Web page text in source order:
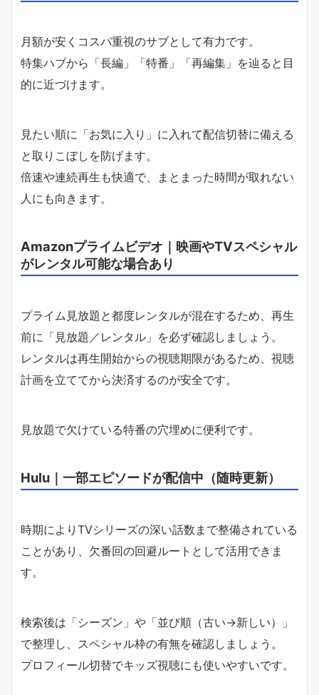
月額が安くコスパ重視のサブとして有力です。
特集ハブから「長編」「特番」「再編集」を辿ると目
的に近づけます。
見たい順に「お気に入り」に入れて配信切替に備える
と取りこぼしを防げます。
倍速や連続再生も快適で、まとまった時間が取れない
人にも向きます。
Amazonプライムビデオ｜映画やTVスペシャル
がレンタル可能な場合あり
プライム見放題と都度レンタルが混在するため、再生
前に「見放題／レンタル」を必ず確認しましょう。
レンタルは再生開始からの視聴期限があるため、視聴
計画を立ててから決済するのが安全です。
見放題で欠けている特番の穴埋めに便利です。
Hulu｜一部エピソードが配信中（随時更新）
時期によりTVシリーズの深い話数まで整備されている
ことがあり、欠番回の回避ルートとして活用できま
す。
検索後は「シーズン」や「並び順（古い→新しい）」
で整理し、スペシャル枠の有無を確認しましょう。
プロフィール切替でキッズ視聴にも使いやすいです。